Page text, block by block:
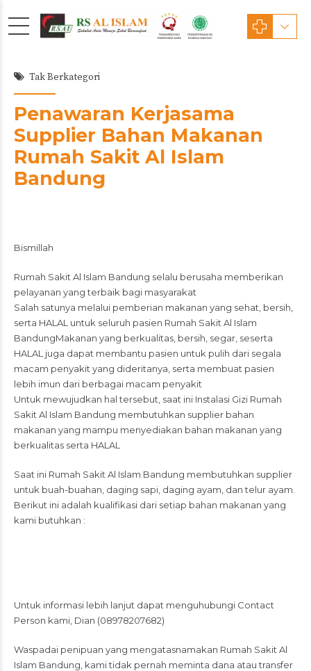
Tak Berkategori
Penawaran Kerjasama
Supplier Bahan Makanan
Rumah Sakit Al Islam
Bandung
Bismillah
Rumah Sakit Al Islam Bandung selalu berusaha memberikan
pelayanan yang terbaik bagi masyarakat
Salah satunya melalui pemberian makanan yang sehat, bersih,
serta HALAL untuk seluruh pasien Rumah Sakit Al Islam
BandungMakanan yang berkualitas, bersih, segar, seserta
HALAL juga dapat membantu pasien untuk pulih dari segala
macam penyakit yang dideritanya, serta membuat pasien
lebih imun dari berbagai macam penyakit
Untuk mewujudkan hal tersebut, saat ini Instalasi Gizi Rumah
Sakit Al Islam Bandung membutuhkan supplier bahan
makanan yang mampu menyediakan bahan makanan yang
berkualitas serta HALAL
Saat ini Rumah Sakit Al Islam Bandung membutuhkan supplier
untuk buah-buahan, daging sapi, daging ayam, dan telur ayam.
Berikut ini adalah kualifikasi dari setiap bahan makanan yang
kami butuhkan :
Untuk informasi lebih lanjut dapat menguhubungi Contact
Person kami, Dian (08978207682)
Waspadai penipuan yang mengatasnamakan Rumah Sakit Al
Islam Bandung, kami tidak pernah meminta dana atau transfer